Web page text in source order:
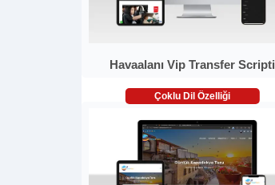
Havaalanı Vip Transfer Scripti
Çoklu Dil Özelliği